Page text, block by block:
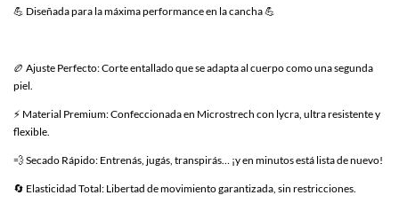
💪 Diseñada para la máxima performance en la cancha 💪
🏉 Ajuste Perfecto: Corte entallado que se adapta al cuerpo como una segunda
piel.
⚡ Material Premium: Confeccionada en Microstrech con lycra, ultra resistente y
flexible.
💨 Secado Rápido: Entrenás, jugás, transpirás… ¡y en minutos está lista de nuevo!
🔄 Elasticidad Total: Libertad de movimiento garantizada, sin restricciones.